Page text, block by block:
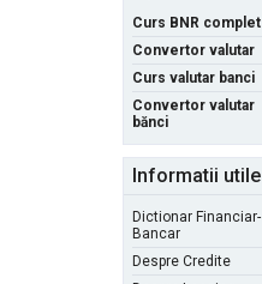
Curs BNR complet
Convertor valutar
Curs valutar banci
Convertor valutar
bănci
Informatii utile
Dictionar Financiar-
Bancar
Despre Credite